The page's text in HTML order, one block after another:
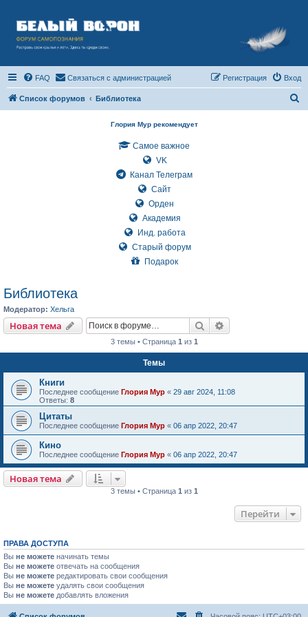
FAQ Связаться с администрацией Вход
Регистрация
Список форумов Библиотека
Глория Мур рекомендует
Самое важное
VK
Канал Телеграм
Сайт
Орден
Академия
Инд. работа
Старый форум
Подарок
Библиотека
Модератор: Хельга
Новая тема Поиск
3 темы • Страница 1 из 1
Темы
Книги
Последнее сообщение Глория Мур « 29 авг 2024, 11:08
Ответы: 8
Цитаты
Последнее сообщение Глория Мур « 06 апр 2022, 20:47
Кино
Последнее сообщение Глория Мур « 06 апр 2022, 20:47
Новая тема
3 темы • Страница 1 из 1
Перейти
ПРАВА ДОСТУПА
Вы не можете начинать темы
Вы не можете отвечать на сообщения
Вы не можете редактировать свои сообщения
Вы не можете удалять свои сообщения
Вы не можете добавлять вложения